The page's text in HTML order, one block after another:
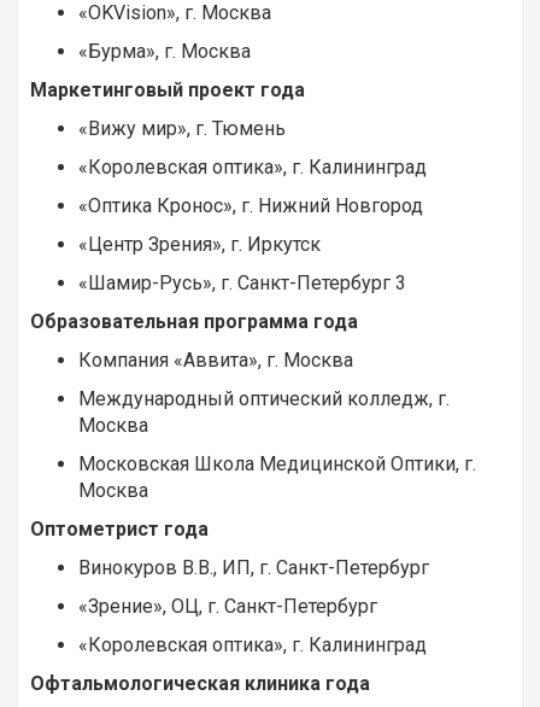
«OKVision», г. Москва
«Бурма», г. Москва
Маркетинговый проект года
«Вижу мир», г. Тюмень
«Королевская оптика», г. Калининград
«Оптика Кронос», г. Нижний Новгород
«Центр Зрения», г. Иркутск
«Шамир-Русь», г. Санкт-Петербург 3
Образовательная программа года
Компания «Аввита», г. Москва
Международный оптический колледж, г.
Москва
Московская Школа Медицинской Оптики, г.
Москва
Оптометрист года
Винокуров В.В., ИП, г. Санкт-Петербург
«Зрение», ОЦ, г. Санкт-Петербург
«Королевская оптика», г. Калининград
Офтальмологическая клиника года